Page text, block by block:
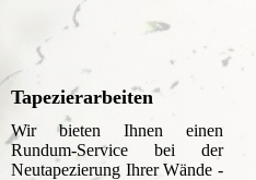
Tapezierarbeiten
Wir bieten Ihnen einen
Rundum-Service bei der
Neutapezierung Ihrer Wände -